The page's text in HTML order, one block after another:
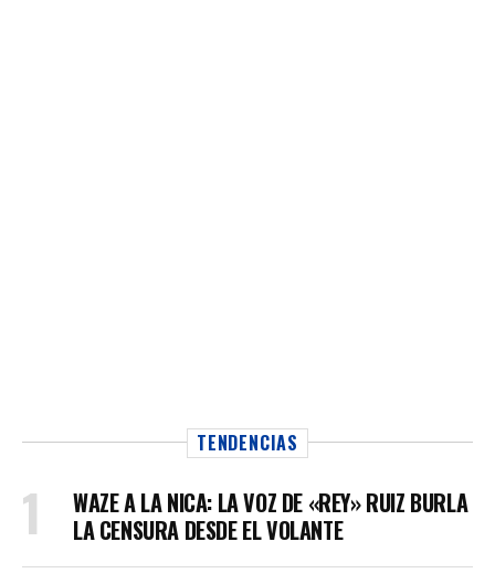
TENDENCIAS
WAZE A LA NICA: LA VOZ DE «REY» RUIZ BURLA
LA CENSURA DESDE EL VOLANTE